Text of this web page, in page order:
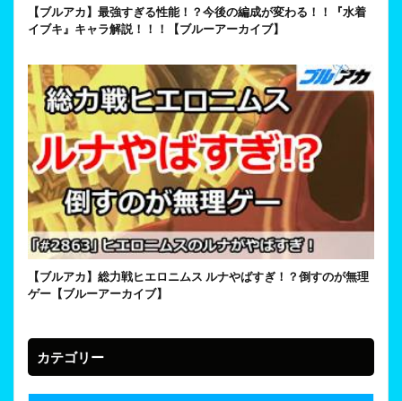
【ブルアカ】最強すぎる性能！？今後の編成が変わる！！『水着
イブキ』キャラ解説！！！【ブルーアーカイブ】
【ブルアカ】総力戦ヒエロニムス ルナやばすぎ！？倒すのが無理
ゲー【ブルーアーカイブ】
カテゴリー